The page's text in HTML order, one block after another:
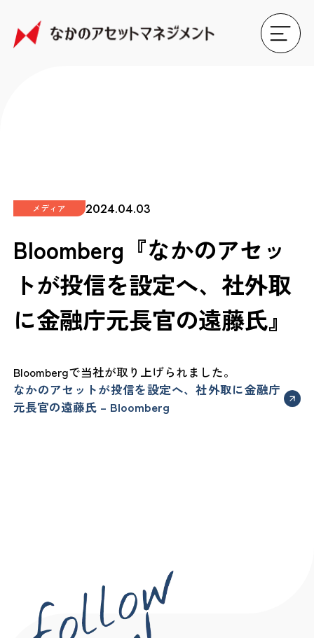
メディア 2024.04.03
Bloomberg『なかのアセッ
トが投信を設定へ、社外取
に金融庁元長官の遠藤氏』
Bloombergで当社が取り上げられました。
なかのアセットが投信を設定へ、社外取に金融庁
元長官の遠藤氏 – Bloomberg